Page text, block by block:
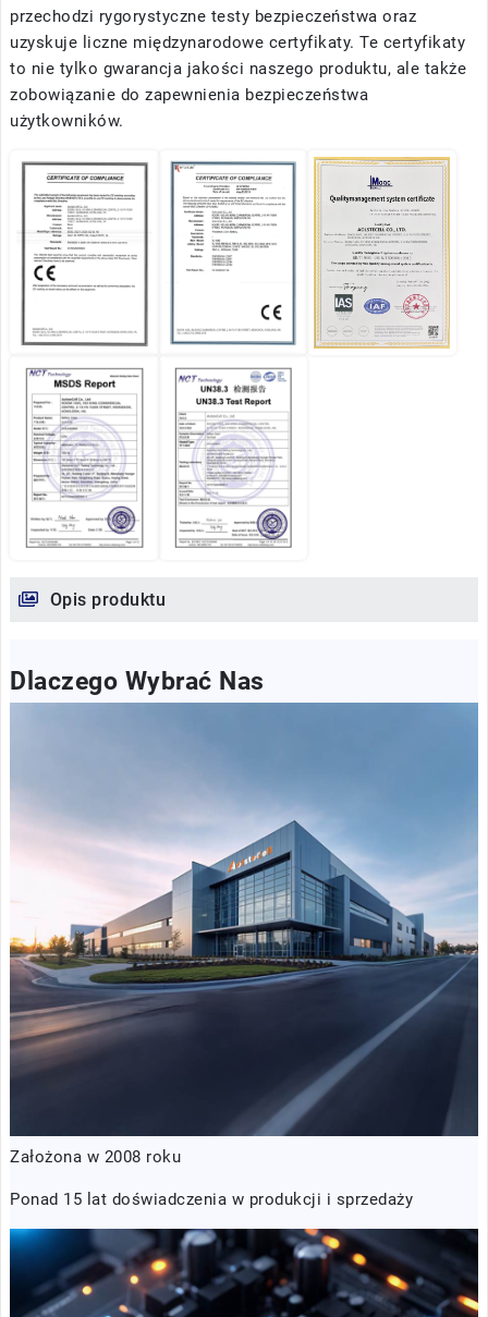
przechodzi rygorystyczne testy bezpieczeństwa oraz
uzyskuje liczne międzynarodowe certyfikaty. Te certyfikaty
to nie tylko gwarancja jakości naszego produktu, ale także
zobowiązanie do zapewnienia bezpieczeństwa
użytkowników.
Opis produktu
Dlaczego Wybrać Nas
Założona w 2008 roku
Ponad 15 lat doświadczenia w produkcji i sprzedaży